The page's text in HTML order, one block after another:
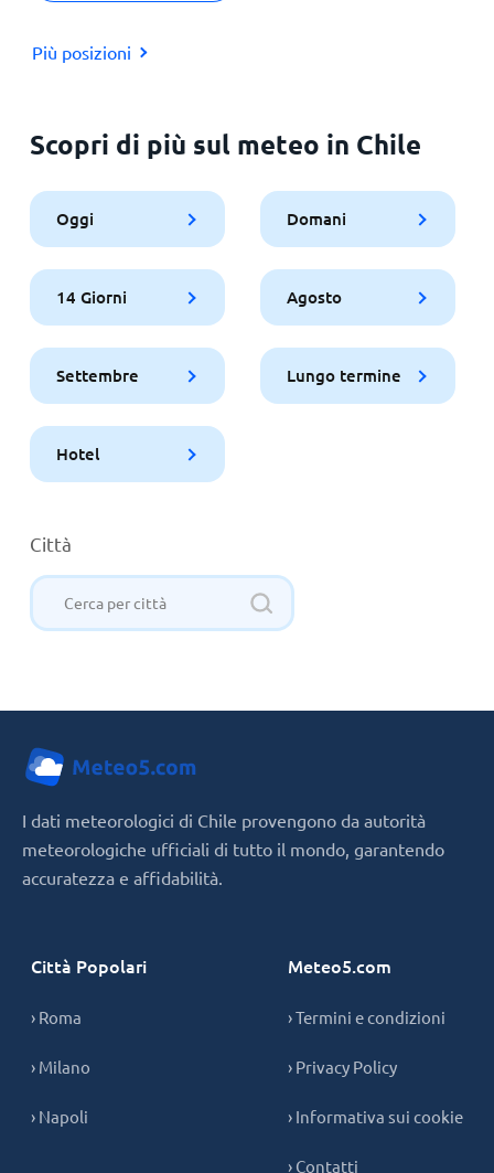
Più posizioni
Scopri di più sul meteo in Chile
Oggi Domani
14 Giorni Agosto
Settembre Lungo termine
Hotel
Città
I dati meteorologici di Chile provengono da autorità
meteorologiche ufficiali di tutto il mondo, garantendo
accuratezza e affidabilità.
Città Popolari
› Roma
› Milano
› Napoli
Meteo5.com
› Termini e condizioni
› Privacy Policy
› Informativa sui cookie
› Contatti